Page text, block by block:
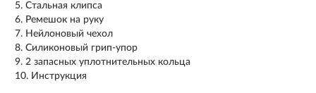
Стальная клипса
Ремешок на руку
Нейлоновый чехол
Силиконовый грип-упор
2 запасных уплотнительных кольца
Инструкция